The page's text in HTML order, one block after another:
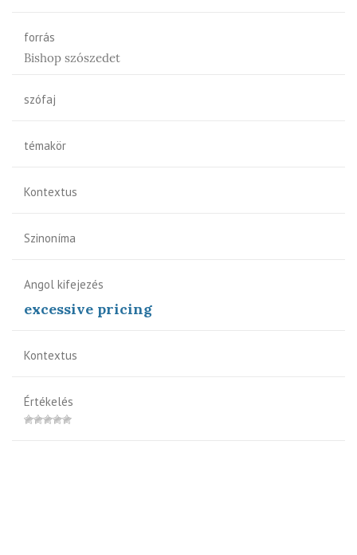
forrás
Bishop szószedet
szófaj
témakör
Kontextus
Szinoníma
Angol kifejezés
excessive pricing
Kontextus
Értékelés